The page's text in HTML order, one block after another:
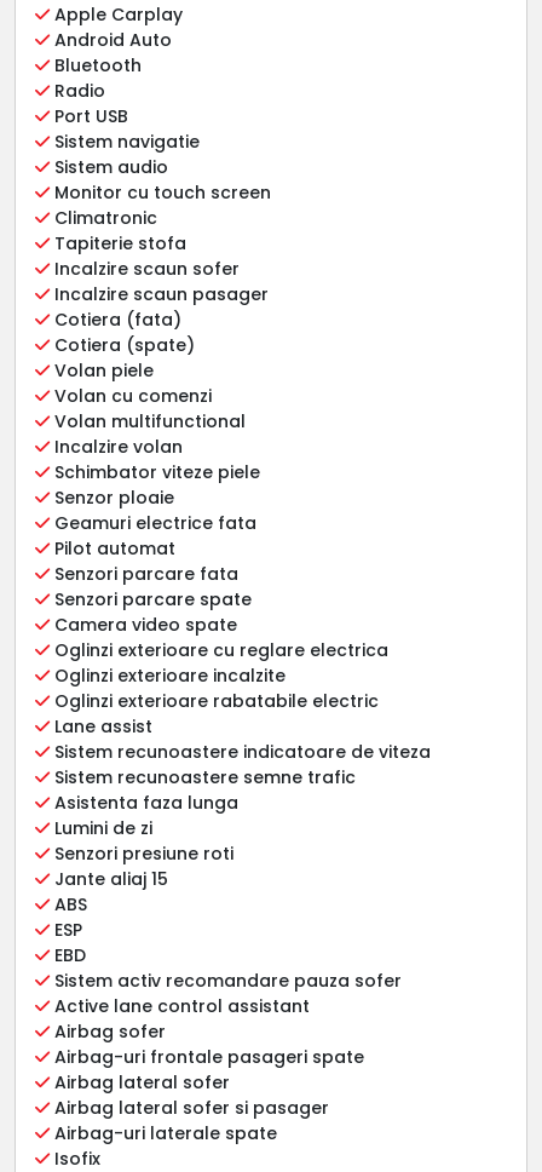
Apple Carplay
Android Auto
Bluetooth
Radio
Port USB
Sistem navigatie
Sistem audio
Monitor cu touch screen
Climatronic
Tapiterie stofa
Incalzire scaun sofer
Incalzire scaun pasager
Cotiera (fata)
Cotiera (spate)
Volan piele
Volan cu comenzi
Volan multifunctional
Incalzire volan
Schimbator viteze piele
Senzor ploaie
Geamuri electrice fata
Pilot automat
Senzori parcare fata
Senzori parcare spate
Camera video spate
Oglinzi exterioare cu reglare electrica
Oglinzi exterioare incalzite
Oglinzi exterioare rabatabile electric
Lane assist
Sistem recunoastere indicatoare de viteza
Sistem recunoastere semne trafic
Asistenta faza lunga
Lumini de zi
Senzori presiune roti
Jante aliaj 15
ABS
ESP
EBD
Sistem activ recomandare pauza sofer
Active lane control assistant
Airbag sofer
Airbag-uri frontale pasageri spate
Airbag lateral sofer
Airbag lateral sofer si pasager
Airbag-uri laterale spate
Isofix